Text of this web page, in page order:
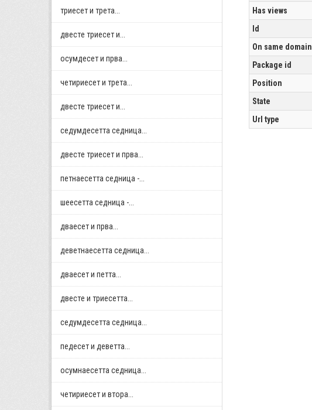
триесет и трета...
двестe триесет и...
осумдесет и прва...
четириесет и трета...
двестe триесет и...
седумдесетта седница...
двестe триесет и прва...
петнаесетта седница -...
шеесетта седница -...
дваесет и прва...
деветнаесетта седница...
дваесет и петта...
двестe и триесетта...
седумдесетта седница...
педесет и деветта...
осумнaесетта седница...
четириесет и втора...
Has views
Id
On same domain
Package id
Position
State
Url type